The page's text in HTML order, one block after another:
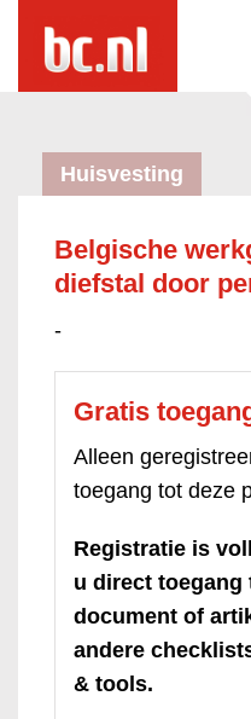
Huisvesting
Belgische
diefstal door
-
Gratis
Alleen
toegang tot deze
Registratie is
u direct toegang
document of
andere
& tools.